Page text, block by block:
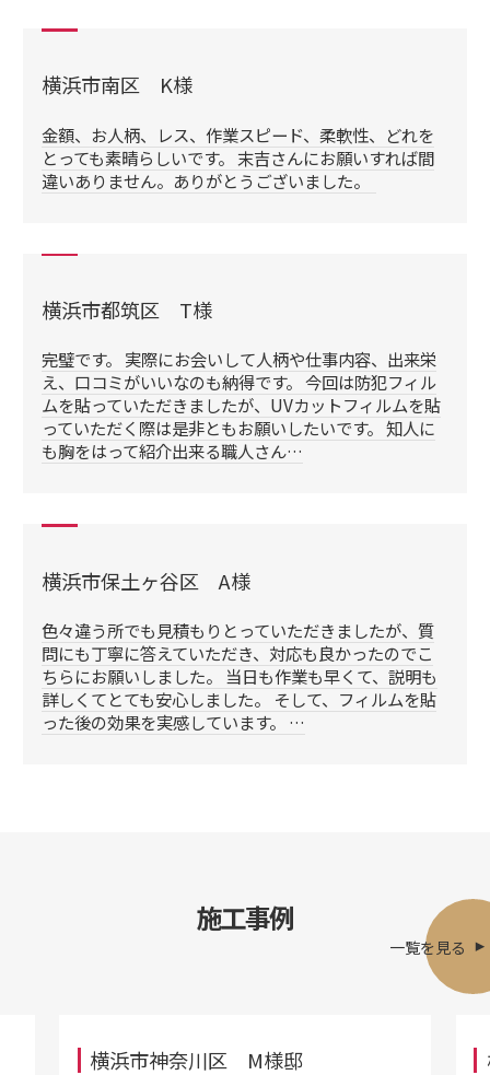
横浜市南区 K様
金額、お人柄、レス、作業スピード、柔軟性、どれを
とっても素晴らしいです。 末吉さんにお願いすれば間
違いありません。ありがとうございました。
横浜市都筑区 T様
完璧です。 実際にお会いして人柄や仕事内容、出来栄
え、口コミがいいなのも納得です。 今回は防犯フィル
ムを貼っていただきましたが、UVカットフィルムを貼
っていただく際は是非ともお願いしたいです。 知人に
も胸をはって紹介出来る職人さん…
横浜市保土ヶ谷区 A様
色々違う所でも見積もりとっていただきましたが、質
問にも丁寧に答えていただき、対応も良かったのでこ
ちらにお願いしました。 当日も作業も早くて、説明も
詳しくてとても安心しました。 そして、フィルムを貼
った後の効果を実感しています。 …
施工事例
一覧を見る
横浜市神奈川区 M様邸